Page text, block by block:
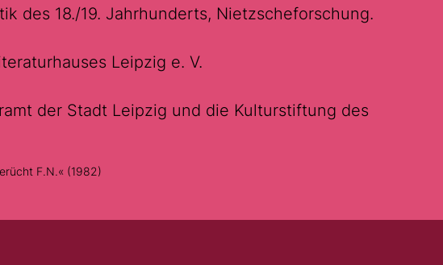
des 18./19. Jahrhunderts, Nietzscheforschung.
Leipzig e. V.
der Stadt Leipzig und die Kulturstiftung des
F.N.« (1982)